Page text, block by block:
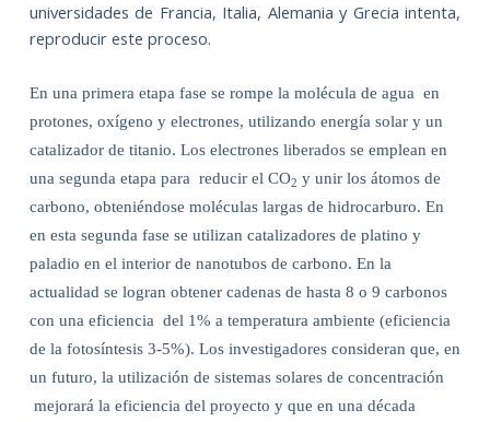
universidades de Francia, Italia, Alemania y Grecia intenta,
reproducir este proceso.
En una primera etapa fase se rompe la molécula de agua en
protones, oxígeno y electrones, utilizando energía solar y un
catalizador de titanio. Los electrones liberados se emplean en
una segunda etapa para reducir el CO2 y unir los átomos de
carbono, obteniéndose moléculas largas de hidrocarburo. En
en esta segunda fase se utilizan catalizadores de platino y
paladio en el interior de nanotubos de carbono. En la
actualidad se logran obtener cadenas de hasta 8 o 9 carbonos
con una eficiencia del 1% a temperatura ambiente (eficiencia
de la fotosíntesis 3-5%). Los investigadores consideran que, en
un futuro, la utilización de sistemas solares de concentración
mejorará la eficiencia del proyecto y que en una década